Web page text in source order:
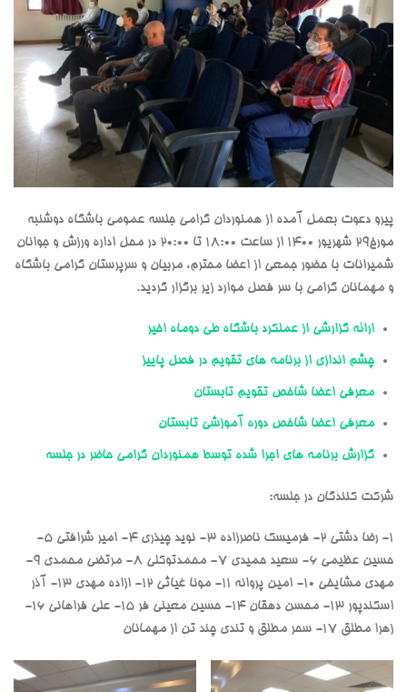
پیرو دعوت بعمل آمده از همنوردان گرامی جلسه عمومی باشگاه دوشنبه
مورخ29 شهریور 1400 از ساعت 18:00 تا 20:00 در محل اداره ورزش و جوانان
شمیرانات با حضور جمعی از اعضا محترم، مربیان و سرپرستان گرامی باشگاه
و مهمانان گرامی با سر فصل موارد زیر برگزار گردید.
ارائه گزارشی از عملکرد باشگاه طی دوماه اخیر
چشم اندازی از برنامه های تقویم در فصل پاییز
معرفی اعضا شاخص تقویم تابستان
معرفی اعضا شاخص دوره آموزشی تابستان
گزارش برنامه های اجرا شده توسط همنوردان گرامی حاضر در جلسه
شرکت کنندگان در جلسه:
1- رضا دشتی 2- فرمیسک ناصرزاده 3- نوید چیذری 4- امیر شرافتی 5-
حسین عظیمی 6- سعید حمیدی 7- محمدتوکلی 8- مرتضی محمدی 9-
مهدی مشایخی 10- امین پروانه 11- مونا غیاثی 12- ازاده مهدی 13- آذر
اسکندپور 13- محسن دهقان 14- حسین معینی فر 15- علی فراهانی 16-
زهرا مطلق 17- سحر مطلق و تندی چند تن از مهمانان